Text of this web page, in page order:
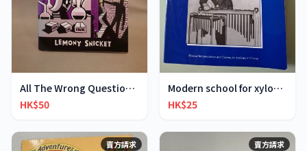
All The Wrong Questions 2: "When Did You See Her L
HK$50
Modern school for xylophone marimba vibraphone
HK$25
賣方請求
賣方請求